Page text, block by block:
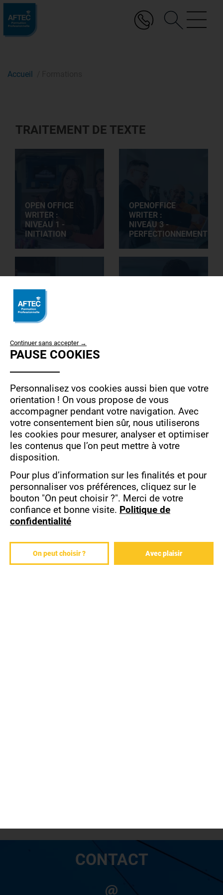
Aller
au
contenu
Accueil
TRAITEMENT DE TEXTE
OPEN OFFICE
WRITER :
NIVEAU 1 -
INITIATION
OPENOFFICE
WRITER :
NIVEAU 3 -
PERFECTIONNEMENT
WORD : GESTION
DES
LONGS
WORD : NIVEAU
2 -
INTERMÉDIAIRE
WORD : NIVEAU
3 -
PERFECTIONNEMENT
PROGRAMMATION
EN VBA
DE DOCUMENTS
PROFESSIONNELS
CONTACT
USE
OF
PERSONAL
DATA
AND
COOKIES
Continuer sans accepter →
PAUSE COOKIES
Personnalisez vos cookies aussi bien que votre
orientation ! On vous propose de vous
accompagner pendant votre navigation. Avec
votre consentement bien sûr, nous utiliserons
les cookies pour mesurer, analyser et optimiser
les contenus que l’on peut mettre à votre
disposition.
Pour plus d’information sur les finalités et pour
personnaliser vos préférences, cliquez sur le
bouton "On peut choisir ?". Merci de votre
confiance et bonne visite. Politique de
confidentialité
On peut choisir ? Avec plaisir